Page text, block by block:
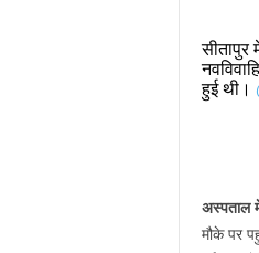
सीतापुर
हुई थी।
अस्पताल
मौके पर